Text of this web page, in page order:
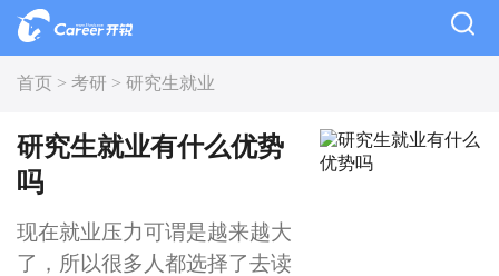
首页 > 考研 > 研究生就业
研究生就业有什么优势
吗
现在就业压力可谓是越来越大
了，所以很多人都选择了去读